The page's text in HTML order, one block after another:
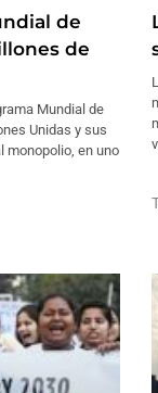
de
de
Mundial de
Unidas y sus
monopolio, en uno